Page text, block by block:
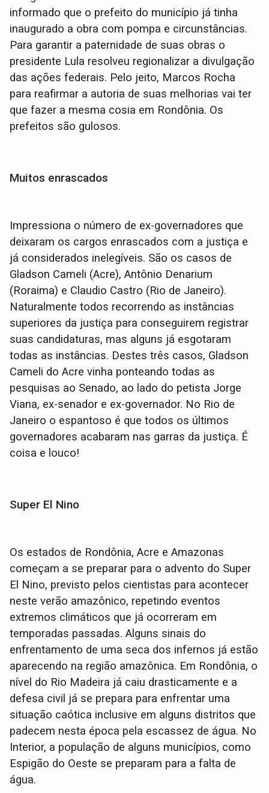
informado que o prefeito do município já tinha
inaugurado a obra com pompa e circunstâncias.
Para garantir a paternidade de suas obras o
presidente Lula resolveu regionalizar a divulgação
das ações federais. Pelo jeito, Marcos Rocha
para reafirmar a autoria de suas melhorias vai ter
que fazer a mesma cosia em Rondônia. Os
prefeitos são gulosos.
Muitos enrascados
Impressiona o número de ex-governadores que
deixaram os cargos enrascados com a justiça e
já considerados inelegíveis. São os casos de
Gladson Cameli (Acre), Antônio Denarium
(Roraima) e Claudio Castro (Rio de Janeiro).
Naturalmente todos recorrendo as instâncias
superiores da justiça para conseguirem registrar
suas candidaturas, mas alguns já esgotaram
todas as instâncias. Destes três casos, Gladson
Cameli do Acre vinha ponteando todas as
pesquisas ao Senado, ao lado do petista Jorge
Viana, ex-senador e ex-governador. No Rio de
Janeiro o espantoso é que todos os últimos
governadores acabaram nas garras da justiça. É
coisa e louco!
Super El Nino
Os estados de Rondônia, Acre e Amazonas
começam a se preparar para o advento do Super
El Nino, previsto pelos cientistas para acontecer
neste verão amazônico, repetindo eventos
extremos climáticos que já ocorreram em
temporadas passadas. Alguns sinais do
enfrentamento de uma seca dos infernos já estão
aparecendo na região amazônica. Em Rondônia, o
nível do Rio Madeira já caiu drasticamente e a
defesa civil já se prepara para enfrentar uma
situação caótica inclusive em alguns distritos que
padecem nesta época pela escassez de água. No
Interior, a população de alguns municípios, como
Espigão do Oeste se preparam para a falta de
água.